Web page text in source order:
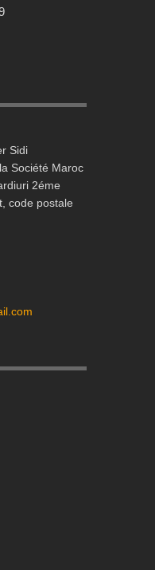
Sidi
Société Maroc
2éme
code postale